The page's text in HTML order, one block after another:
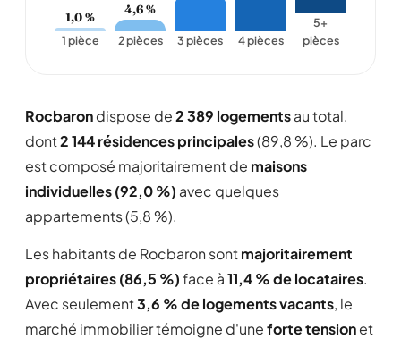
1,0 %
1 pièce
4,6 %
2 pièces 3 pièces 4 pièces
5+
pièces
Rocbarondispose de2 389 logementsau total,
dont2 144 résidences principales(89,8 %). Le parc
est composé majoritairement de maisons
individuelles (92,0 %) avec quelques
appartements (5,8 %).
Les habitants de Rocbaron sontmajoritairement
propriétaires (86,5 %)face à11,4 % de locataires.
Avec seulement3,6 % de logements vacants, le
marché immobilier témoigne d'uneforte tensionet